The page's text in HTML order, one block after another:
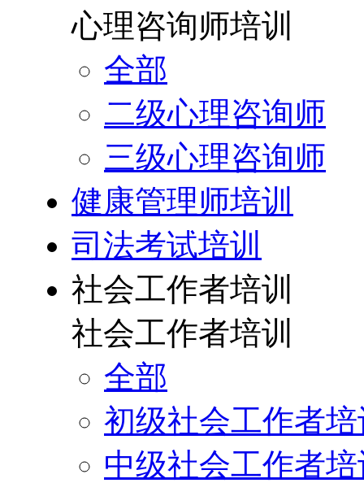
心理咨询师培训
全部
二级心理咨询师
三级心理咨询师
健康管理师培训
司法考试培训
社会工作者培训
社会工作者培训
全部
初级社会工作者
中级社会工作者